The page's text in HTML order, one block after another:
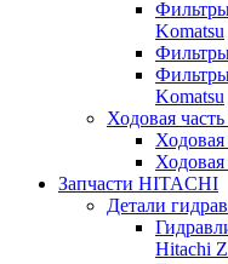
Komatsu
Фильтры
Фильтры
Komatsu
Ходовая
Ходовая
Ходовая
Запчасти HITACHI
Детали
Hitachi